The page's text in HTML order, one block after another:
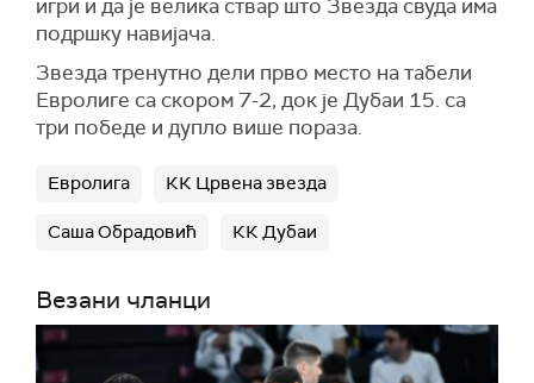
игри и да је велика ствар што Звезда свуда има
подршку навијача.
Звезда тренутно дели прво место на табели
Евролиге са скором 7-2, док је Дубаи 15. са
три победе и дупло више пораза.
Евролига КК Црвена звезда
Саша Обрадовић КК Дубаи
Везани чланци